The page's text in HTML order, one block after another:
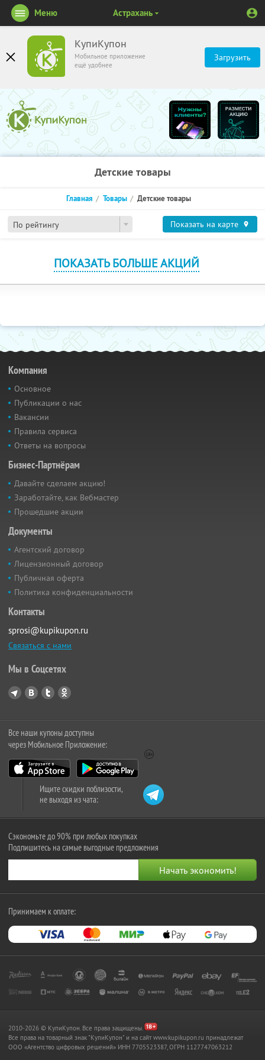
КупиКупон
Мобильное приложение
ещё удобнее
Загрузить
Меню Астрахань
Детские товары
По рейтингу
Главная Товары Детские товары
Показать на карте
ПОКАЗАТЬ БОЛЬШЕ АКЦИЙ
Компания
Основное
Публикации о нас
Вакансии
Правила сервиса
Ответы на вопросы
Бизнес-Партнёрам
Давайте сделаем акцию!
Заработайте, как Вебмастер
Прошедшие акции
Документы
Агентский договор
Лицензионный договор
Публичная оферта
Политика конфиденциальности
Контакты
sprosi@kupikupon.ru
Связаться с нами
Мы в Соцсетях
Все наши купоны доступны
через Мобильное Приложение:
Ищите скидки поблизости,
не выходя из чата:
Сэкономьте до 90% при любых покупках
Подпишитесь на самые выгодные предложения
Принимаем к оплате:
2010-2026 © КупиКупон. Все права защищены.
Все права на товарный знак "КупиКупон" и на сайт www.kupikupon.ru принадлежат
OOO «Агентство цифровых решений» ИНН 7705523387, ОГРН 1127747063212